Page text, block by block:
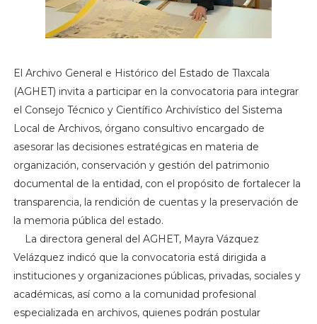
El Archivo General e Histórico del Estado de Tlaxcala
(AGHET) invita a participar en la convocatoria para integrar
el Consejo Técnico y Científico Archivístico del Sistema
Local de Archivos, órgano consultivo encargado de
asesorar las decisiones estratégicas en materia de
organización, conservación y gestión del patrimonio
documental de la entidad, con el propósito de fortalecer la
transparencia, la rendición de cuentas y la preservación de
la memoria pública del estado.
La directora general del AGHET, Mayra Vázquez
Velázquez indicó que la convocatoria está dirigida a
instituciones y organizaciones públicas, privadas, sociales y
académicas, así como a la comunidad profesional
especializada en archivos, quienes podrán postular